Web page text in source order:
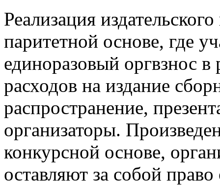
Реализация
паритетной основе, где
единоразовый оргвзнос в
расходов на издание
распространение,
организаторы.
конкурсной основе,
оставляют за собой